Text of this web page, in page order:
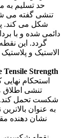
تنشی گفته می
شکل می کند.
دائمی شده و با
گردد. این
الاستیک و
تنشی
شکست تحمل کند.
به عنوان
نشان دهنده